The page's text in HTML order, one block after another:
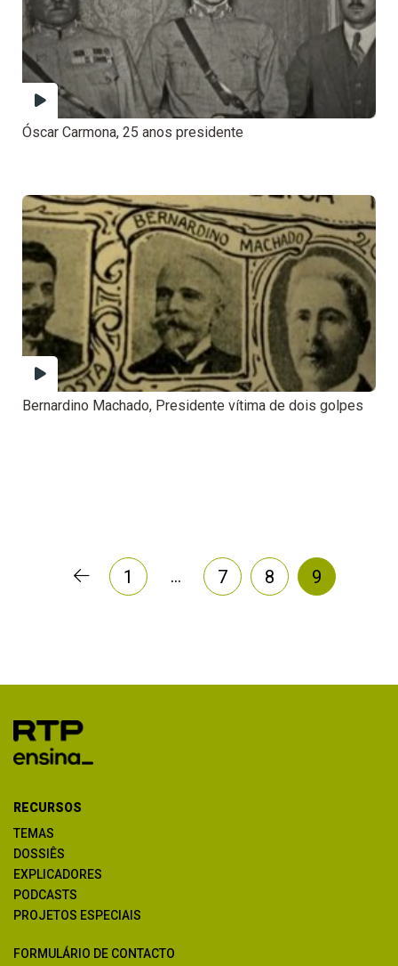
Óscar Carmona, 25 anos presidente
Bernardino Machado, Presidente vítima de dois golpes
1 … 7 8 9
RECURSOS
TEMAS
DOSSIÊS
EXPLICADORES
PODCASTS
PROJETOS ESPECIAIS
FORMULÁRIO DE CONTACTO